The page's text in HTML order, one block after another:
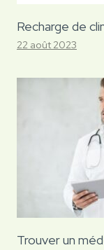
Recharge de
22 août 2023
Trouver un